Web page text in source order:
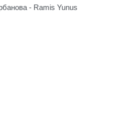
- Ramis Yunus